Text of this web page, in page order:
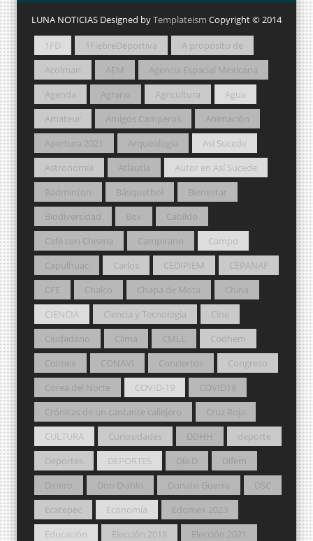
LUNA NOTICIAS Designed byTemplateism Copyright © 2014
1FD 1FiebreDeportiva
A propósito de
Acolman
AEM
Agencia Espacial Mexicana
Agenda
Agrario Agricultura
Agua
Amateur
Amigos Camperos
Animación
Apertura 2021
Arqueología
Así Sucede
Astronomía
Atlautla
Autor en Así Sucede
Bádminton
Básquetbol
Bienestar
Biodiversidad
Box
Cabildo
Café con Chisma
Campirano
Campo
Capulhuac
Carlos CEDIPIEM
CEPANAF
CFE
Chalco Chapa de Mota
China
CIENCIA
Ciencia y Tecnología
Cine
Ciudadano
Clima CMLL
Codhem
Colmex
CONAVI Conciertos
Congreso
Corea del Norte
COVID-19
COVID19
Crónicas de un cantante callejero
Cruz Roja
CULTURA
Curiosidades DDHH
deporte
Deportes
DEPORTES Día D
Difem
Dinero
Don Diablo Donato Guerra
DSC
Ecatepec
Economía
Edomex 2023
Educación
Elección 2018
Elección 2021